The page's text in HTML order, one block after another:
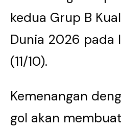
kedua Grup B
Dunia 2026 pada
(11/10).
Kemenangan
gol akan